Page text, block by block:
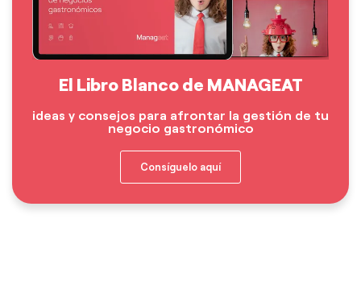
El Libro Blanco de MANAGEAT
ideas y consejos para afrontar la gestión de tu
negocio gastronómico
Consíguelo aquí